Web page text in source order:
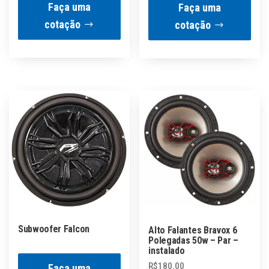
Faça uma
cotação
Faça uma
cotação
Subwoofer Falcon
Alto Falantes Bravox 6
Polegadas 50w – Par –
instalado
R$180.00